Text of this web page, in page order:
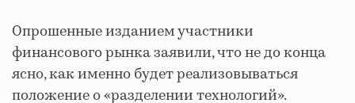
Опрошенные изданием участники
финансового рынка заявили, что не до конца
ясно, как именно будет реализовываться
положение о «разделении технологий».